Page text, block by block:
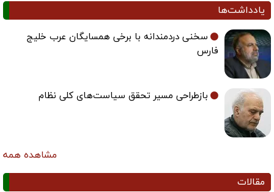
یادداشت‌ها
سخنی دردمندانه با برخی همسایگان عرب خلیج
فارس
بازطراحی مسیر تحقق سیاست‌های کلی نظام
مشاهده همه
مقالات